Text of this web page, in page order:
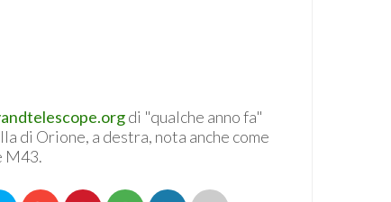
di "qualche anno fa"
di Orione, a destra, nota anche come
M43.